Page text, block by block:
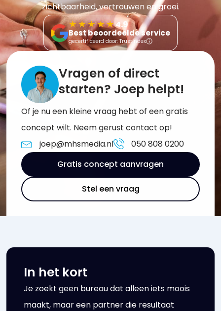
zichtbaarheid, vertrouwen en groei.
★★★★★4.9
Best beoordeelde service
gecertificeerd door: Trustindex
Vragen of direct
starten? Joep helpt!
Of je nu een kleine vraag hebt of een gratis
concept wilt. Neem gerust contact op!
joep@mhsmedia.nl
050 808 0200
Gratis concept aanvragen
Stel een vraag
In het kort
Je zoekt geen bureau dat alleen iets moois
maakt, maar een partner die resultaat